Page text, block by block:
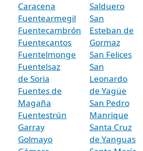
Caracena
Fuentearmegil
Fuentecambrón
Fuentecantos
Fuentelmonge
Fuentelsaz
de Soria
Fuentes de
Magaña
Fuentestrún
Garray
Golmayo
Salduero
San
Esteban de
Gormaz
San Felices
San
Leonardo
de Yagüe
San Pedro
Manrique
Santa Cruz
de Yanguas